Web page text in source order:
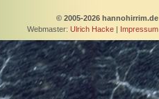
© 2005-2026 hannohirrim.de
Webmaster: Ulrich Hacke Impressum